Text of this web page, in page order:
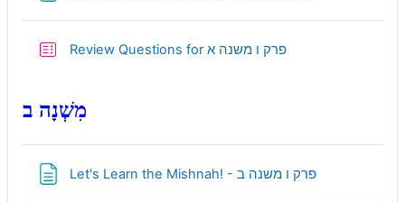
Review Questions for פרק ו משנה אQuiz
מִשְׁנָה ב
Let's Learn the Mishnah! - פרק ו משנה בPage